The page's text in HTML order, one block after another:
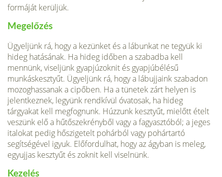
formáját kerüljük.
Megelőzés
Ügyeljünk rá, hogy a kezünket és a lábunkat ne tegyük ki
hideg hatásának. Ha hideg időben a szabadba kell
mennünk, viseljünk gyapjúzoknit és gyapjúbélésű
munkáskesztyűt. Ügyeljünk rá, hogy a lábujjaink szabadon
mozoghassanak a cipőben. Ha a tünetek zárt helyen is
jelentkeznek, legyünk rendkívül óvatosak, ha hideg
tárgyakat kell megfognunk. Húzzunk kesztyűt, mielőtt ételt
veszünk elő a hűtőszekrényből vagy a fagyasztóból; a jeges
italokat pedig hőszigetelt pohárból vagy pohártartó
segítségével igyuk. Előfordulhat, hogy az ágyban is meleg,
egyujjas kesztyűt és zoknit kell viselnünk.
Kezelés